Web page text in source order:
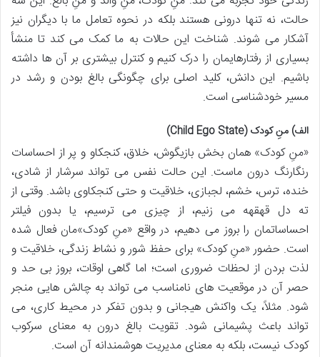
حالت، نه تنها درونی هستند بلکه در نحوه تعامل ما با دیگران نیز
آشکار می شوند. شناخت این حالات به ما کمک می کند تا منشأ
بسیاری از رفتارهایمان را درک کنیم و کنترل بیشتری بر آن ها داشته
باشیم. این دانش، کلید اصلی برای چگونگی بالغ بودن و رشد در
مسیر خودشناسی است.
الف) منِ کودک (Child Ego State)
«منِ کودک» همان بخش بازیگوش، خلاق، کنجکاو و پر از احساسات
رنگارنگ درون ماست. این حالت نفس می تواند سرشار از شادی،
خنده، ترس، خشم، لجبازی، خلاقیت و حتی کنجکاوی باشد. وقتی از
ته دل قهقهه می زنیم، از چیزی می ترسیم، یا بدون فیلتر
احساساتمان را بروز می دهیم، در واقع «منِ کودک»مان فعال شده
است. حضور «منِ کودک» برای حفظ شور و نشاط زندگی، خلاقیت و
لذت بردن از لحظات ضروری است؛ اما گاهی اوقات، بروز بی حد و
حصر آن در موقعیت های نامناسب می تواند به چالش هایی منجر
شود. مثلاً، یک واکنش هیجانی و بدون تفکر در محیط کاری، می
تواند باعث پشیمانی شود. تقویت بالغ درون به معنای سرکوب
کودک نیست، بلکه به معنای مدیریت هوشمندانه آن است.